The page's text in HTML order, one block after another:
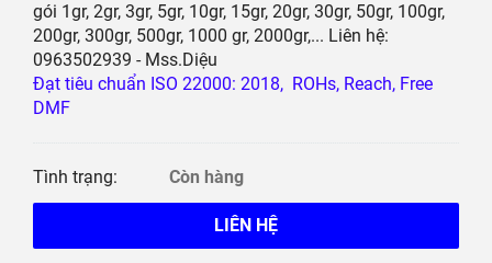
gói 1gr, 2gr, 3gr, 5gr, 10gr, 15gr, 20gr, 30gr, 50gr, 100gr,
200gr, 300gr, 500gr, 1000 gr, 2000gr,... Liên hệ:
0963502939 - Mss.Diệu
Đạt tiêu chuẩn ISO 22000: 2018, ROHs, Reach, Free
DMF
Tình trạng: Còn hàng
LIÊN HỆ